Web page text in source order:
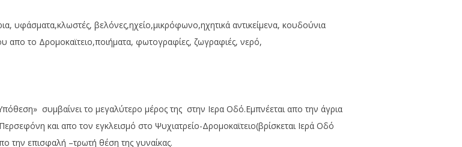
υφάσματα,κλωστές, βελόνες,ηχείο,μικρόφωνο,ηχητικά αντικείμενα, κουδούνια
το Δρομοκαϊτειο,ποιήματα, φωτογραφίες, ζωγραφιές, νερό,
συμβαίνει το μεγαλύτερο μέρος της στην Ιερα Οδό.Εμπνέεται απο την άγρια
και απο τον εγκλεισμό στο Ψυχιατρείο-Δρομοκαϊτειο(βρίσκεται Ιερά Οδό
την επισφαλή –τρωτή θέση της γυναίκας.